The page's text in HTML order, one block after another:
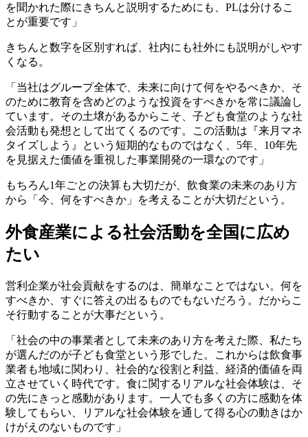
を聞かれた際にきちんと説明するためにも、PLは分けるこ
とが重要です」
きちんと数字を区別すれば、社内にも社外にも説明がしやす
くなる。
「当社はグループ全体で、未来に向けて何をやるべきか、そ
のために教育を含めどのような投資をすべきかを常に議論し
ています。その土壌があるからこそ、子ども食堂のような社
会活動も発想として出てくるのです。この活動は『来月マネ
タイズしよう』という短期的なものではなく、5年、10年先
を見据えた価値を重視した事業開発の一環なのです」
もちろん1年ごとの決算も大切だが、飲食業の未来のあり方
から「今、何をすべきか」を考えることが大切だという。
外食産業による社会活動を全国に広め
たい
営利企業が社会貢献をするのは、簡単なことではない。何を
すべきか、すぐに答えの出るものでもないだろう。だからこ
そ行動することが大事だという。
「社会の中の事業者として未来のあり方を考えた際、私たち
が選んだのが子ども食堂という形でした。これからは飲食事
業者も地域に関わり、社会的な役割と利益、経済的価値を両
立させていく時代です。食に関するリアルな社会体験は、そ
の先にきっと感動があります。一人でも多くの方に感動を体
験してもらい、リアルな社会体験を通して得る心の動きはか
けがえのないものです」